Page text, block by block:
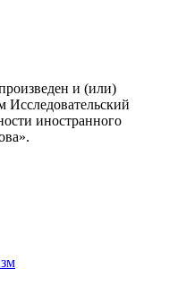
и (или)
Исследовательский
иностранного